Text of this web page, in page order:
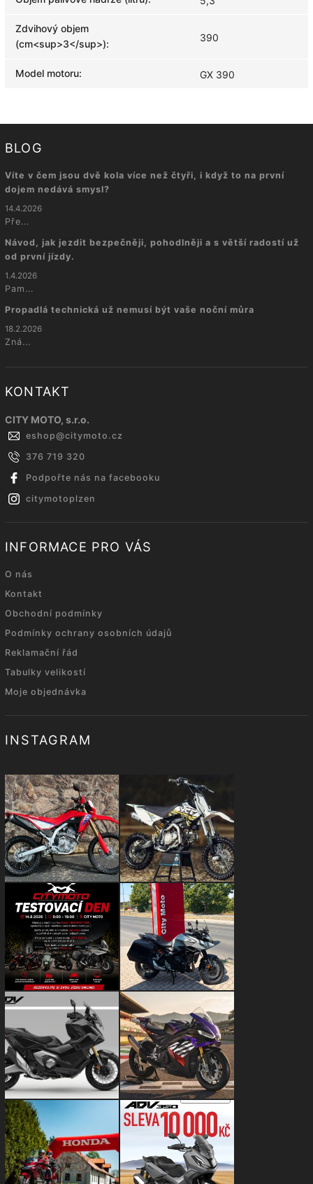
Zdvihový objem
(cm<sup>3</sup>):
390
Model motoru: GX 390
BLOG
Víte v čem jsou dvě kola více než čtyři, i když to na první
dojem nedává smysl?
14.4.2026
Pře...
Návod, jak jezdit bezpečněji, pohodlněji a s větší radostí už
od první jízdy.
1.4.2026
Pam...
Propadlá technická už nemusí být vaše noční můra
18.2.2026
Zná...
KONTAKT
CITY MOTO, s.r.o.
eshop@citymoto.cz
376 719 320
Podpořte nás na facebooku
citymotoplzen
INFORMACE PRO VÁS
O nás
Kontakt
Obchodní podmínky
Podmínky ochrany osobních údajů
Reklamační řád
Tabulky velikostí
Moje objednávka
INSTAGRAM